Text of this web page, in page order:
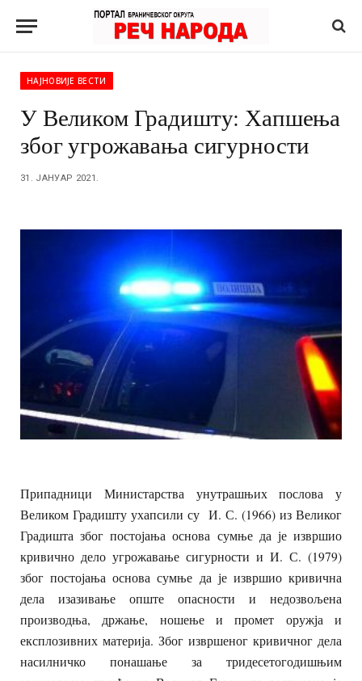
НАЈНОВИЈЕ ВЕСТИ
У Великом Градишту: Хапшења
због угрожавања сигурности
31. ЈАНУАР 2021.
Припадници Министарства унутрашњих послова у
Великом Градишту ухапсили су И. С. (1966) из Великог
Градишта због постојања основа сумње да је извршио
кривично дело угрожавање сигурности и И. С. (1979)
због постојања основа сумње да је извршио кривична
дела изазивање опште опасности и недозвољена
производња, држање, ношење и промет оружја и
експлозивних материја. Због извршеног кривичног дела
насилничко понашање за тридесетогодишњим